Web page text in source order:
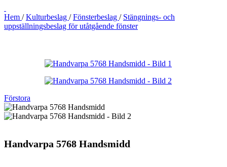
Hem / Kulturbeslag / Fönsterbeslag / Stängnings- och
uppställningsbeslag för utåtgående fönster
Förstora
Handvarpa 5768 Handsmidd